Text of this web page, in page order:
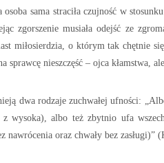
osoba sama straciła czujność w
zgorszenie musiała odejść ze
miłosierdzia, o którym tak chętnie
sprawcę nieszczęść – ojca kłamstwa,
dwa rodzaje zuchwałej ufności:
wysoka), albo też zbytnio ufa
nawrócenia oraz chwały bez zasługi)”